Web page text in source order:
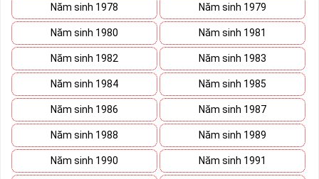
Năm sinh 1978 Năm sinh 1979
Năm sinh 1980 Năm sinh 1981
Năm sinh 1982 Năm sinh 1983
Năm sinh 1984 Năm sinh 1985
Năm sinh 1986 Năm sinh 1987
Năm sinh 1988 Năm sinh 1989
Năm sinh 1990 Năm sinh 1991